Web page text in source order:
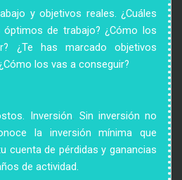
y objetivos reales. ¿Cuáles
de trabajo? ¿Cómo los
¿Te has marcado objetivos
los vas a conseguir?
Inversión​. Sin inversión no
la inversión mínima que
cuenta de pérdidas y ganancias
de actividad.